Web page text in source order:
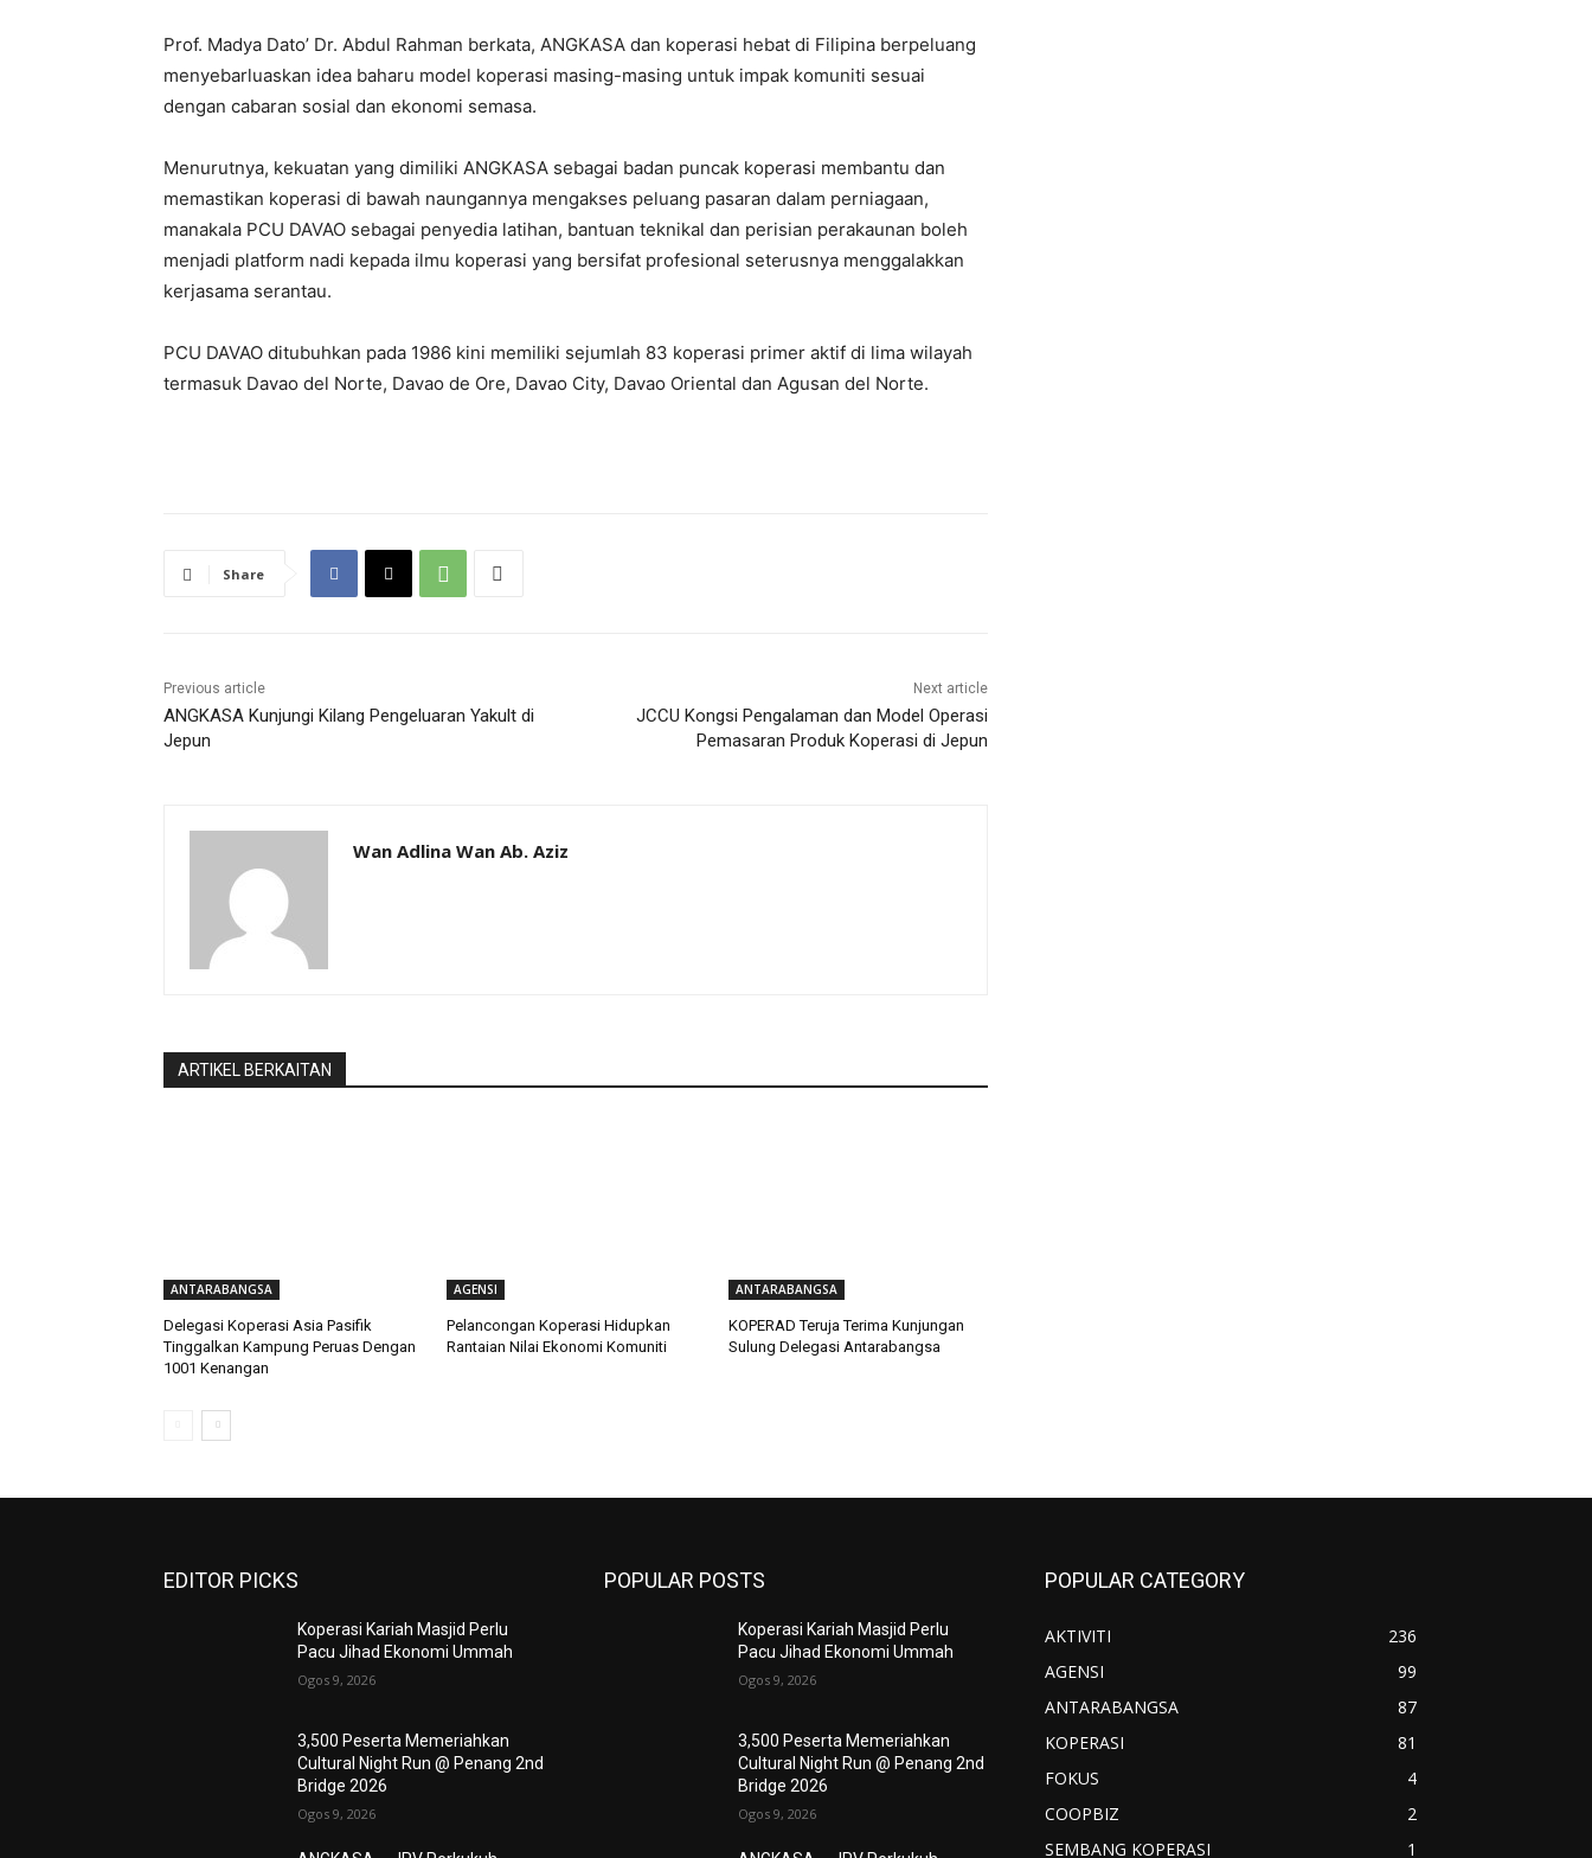
Prof. Madya Dato’ Dr. Abdul Rahman berkata, ANGKASA dan koperasi hebat di Filipina berpeluang
menyebarluaskan idea baharu model koperasi masing-masing untuk impak komuniti sesuai
dengan cabaran sosial dan ekonomi semasa.
Menurutnya, kekuatan yang dimiliki ANGKASA sebagai badan puncak koperasi membantu dan
memastikan koperasi di bawah naungannya mengakses peluang pasaran dalam perniagaan,
manakala PCU DAVAO sebagai penyedia latihan, bantuan teknikal dan perisian perakaunan boleh
menjadi platform nadi kepada ilmu koperasi yang bersifat profesional seterusnya menggalakkan
kerjasama serantau.
PCU DAVAO ditubuhkan pada 1986 kini memiliki sejumlah 83 koperasi primer aktif di lima wilayah
termasuk Davao del Norte, Davao de Ore, Davao City, Davao Oriental dan Agusan del Norte.
Share
Previous article
ANGKASA Kunjungi Kilang Pengeluaran Yakult di
Jepun
Next article
JCCU Kongsi Pengalaman dan Model Operasi
Pemasaran Produk Koperasi di Jepun
Wan Adlina Wan Ab. Aziz
ARTIKEL BERKAITAN
ANTARABANGSA
Delegasi Koperasi Asia Pasifik
Tinggalkan Kampung Peruas Dengan
1001 Kenangan
AGENSI
Pelancongan Koperasi Hidupkan
Rantaian Nilai Ekonomi Komuniti
ANTARABANGSA
KOPERAD Teruja Terima Kunjungan
Sulung Delegasi Antarabangsa
EDITOR PICKS
Koperasi Kariah Masjid Perlu
Pacu Jihad Ekonomi Ummah
Ogos 9, 2026
3,500 Peserta Memeriahkan
Cultural Night Run @ Penang 2nd
Bridge 2026
Ogos 9, 2026
POPULAR POSTS
Koperasi Kariah Masjid Perlu
Pacu Jihad Ekonomi Ummah
Ogos 9, 2026
3,500 Peserta Memeriahkan
Cultural Night Run @ Penang 2nd
Bridge 2026
Ogos 9, 2026
POPULAR CATEGORY
AKTIVITI
236
AGENSI
99
ANTARABANGSA
87
KOPERASI
81
FOKUS
4
COOPBIZ
2
SEMBANG KOPERASI
1